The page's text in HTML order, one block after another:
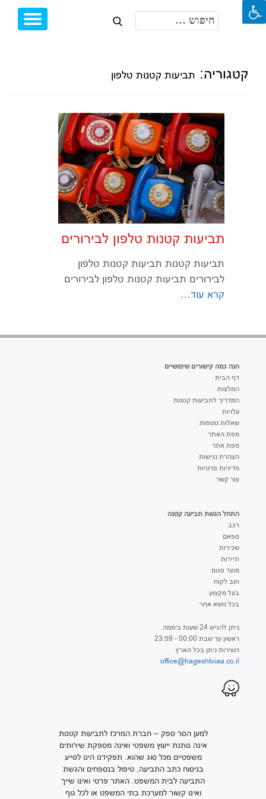
חיפוש:
קטגוריה: תביעות קטנות טלפון
תביעות קטנות טלפון לבירורים
תביעות קטנות תביעות קטנות טלפון
לבירורים תביעות קטנות טלפון לבירורים
קרא עוד…
הנה כמה קישורים שימושיים
דף הבית
המלצות
המדריך לתביעות קטנות
עלויות
שאלות נוספות
מפת האתר
מפת אתר
הצהרת נגישות
מדיניות פרטיות
צור קשר
התחל הגשת תביעה קטנה
רכב
ספאם
שכירות
תיירות
מוצר פגום
חוב לקוח
בעל מקצוע
בכל נושא אחר
ניתן להגיש 24 שעות ביממה
ראשון עד שבת 00:00 - 23:59
השירות ניתן בכל הארץ
office@hageshtviaa.co.il
למען הסר ספק – חברת המרכז לתביעות קטנות
אינה נותנת ייעוץ משפטי ואינה מספקת שירותים
משפטיים מכל סוג שהוא. תפקידנו הינו לסייע
בניסוח כתב התביעה, טיפול בנספחים והגשת
התביעה לבית המשפט. האתר פרטי ואינו שייך
ואינו קשור למערכת בתי המשפט או לכל גוף